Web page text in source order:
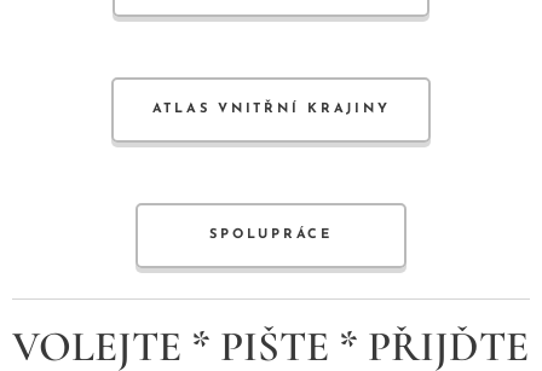
ATLAS VNITŘNÍ KRAJINY
SPOLUPRÁCE
VOLEJTE * PIŠTE * PŘIJĎTE